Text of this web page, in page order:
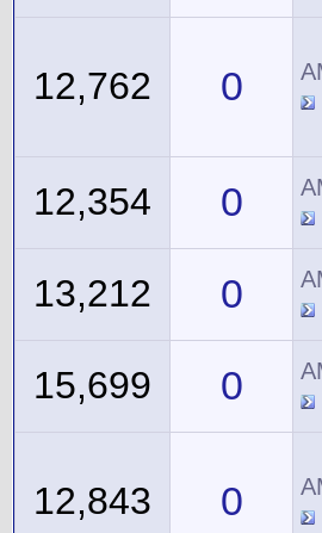
0
12,762
0
12,354
0
13,212
0
15,699
0
12,843